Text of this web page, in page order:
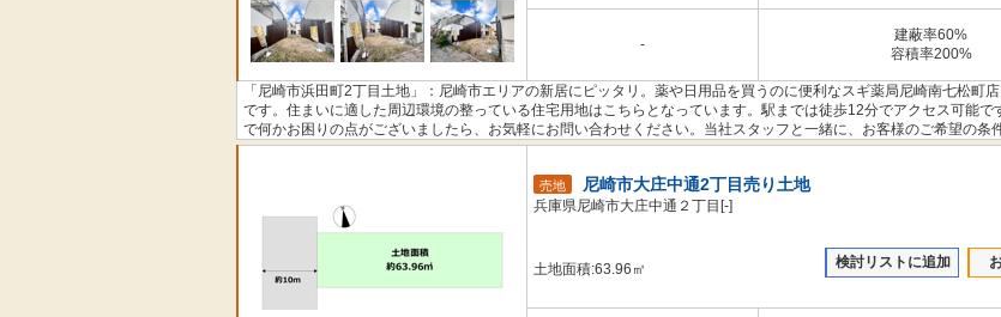
-
建蔽率60%
容積率200%
「尼崎市浜田町2丁目土地」：尼崎市エリアの新居にピッタリ。薬や日用品を買うのに便利なスギ薬局尼崎南七松町
です。住まいに適した周辺環境の整っている住宅用地はこちらとなっています。駅までは徒歩12分でアクセス可能で
で何かお困りの点がございましたら、お気軽にお問い合わせください。当社スタッフと一緒に、お客様のご希望の条
地を探しましょう。
売地 尼崎市大庄中通2丁目売り土地
兵庫県尼崎市大庄中通２丁目[-]
土地面積:63.96㎡ 検討リストに追加